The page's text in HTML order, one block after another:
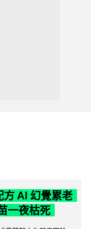
方 AI 幻覺累老
一夜枯死